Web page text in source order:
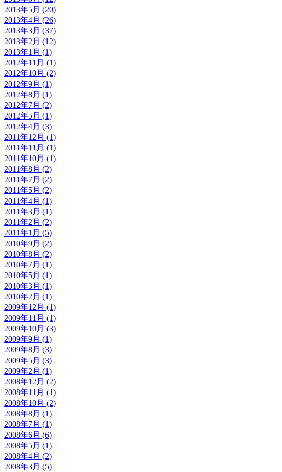
2013年5月 (20)
2013年4月 (26)
2013年3月 (37)
2013年2月 (12)
2013年1月 (1)
2012年11月 (1)
2012年10月 (2)
2012年9月 (1)
2012年8月 (1)
2012年7月 (2)
2012年5月 (1)
2012年4月 (3)
2011年12月 (1)
2011年11月 (1)
2011年10月 (1)
2011年8月 (2)
2011年7月 (2)
2011年5月 (2)
2011年4月 (1)
2011年3月 (1)
2011年2月 (2)
2011年1月 (5)
2010年9月 (2)
2010年8月 (2)
2010年7月 (1)
2010年5月 (1)
2010年3月 (1)
2010年2月 (1)
2009年12月 (1)
2009年11月 (1)
2009年10月 (3)
2009年9月 (1)
2009年8月 (3)
2009年5月 (3)
2009年2月 (1)
2008年12月 (2)
2008年11月 (1)
2008年10月 (2)
2008年8月 (1)
2008年7月 (1)
2008年6月 (6)
2008年5月 (1)
2008年4月 (2)
2008年3月 (5)